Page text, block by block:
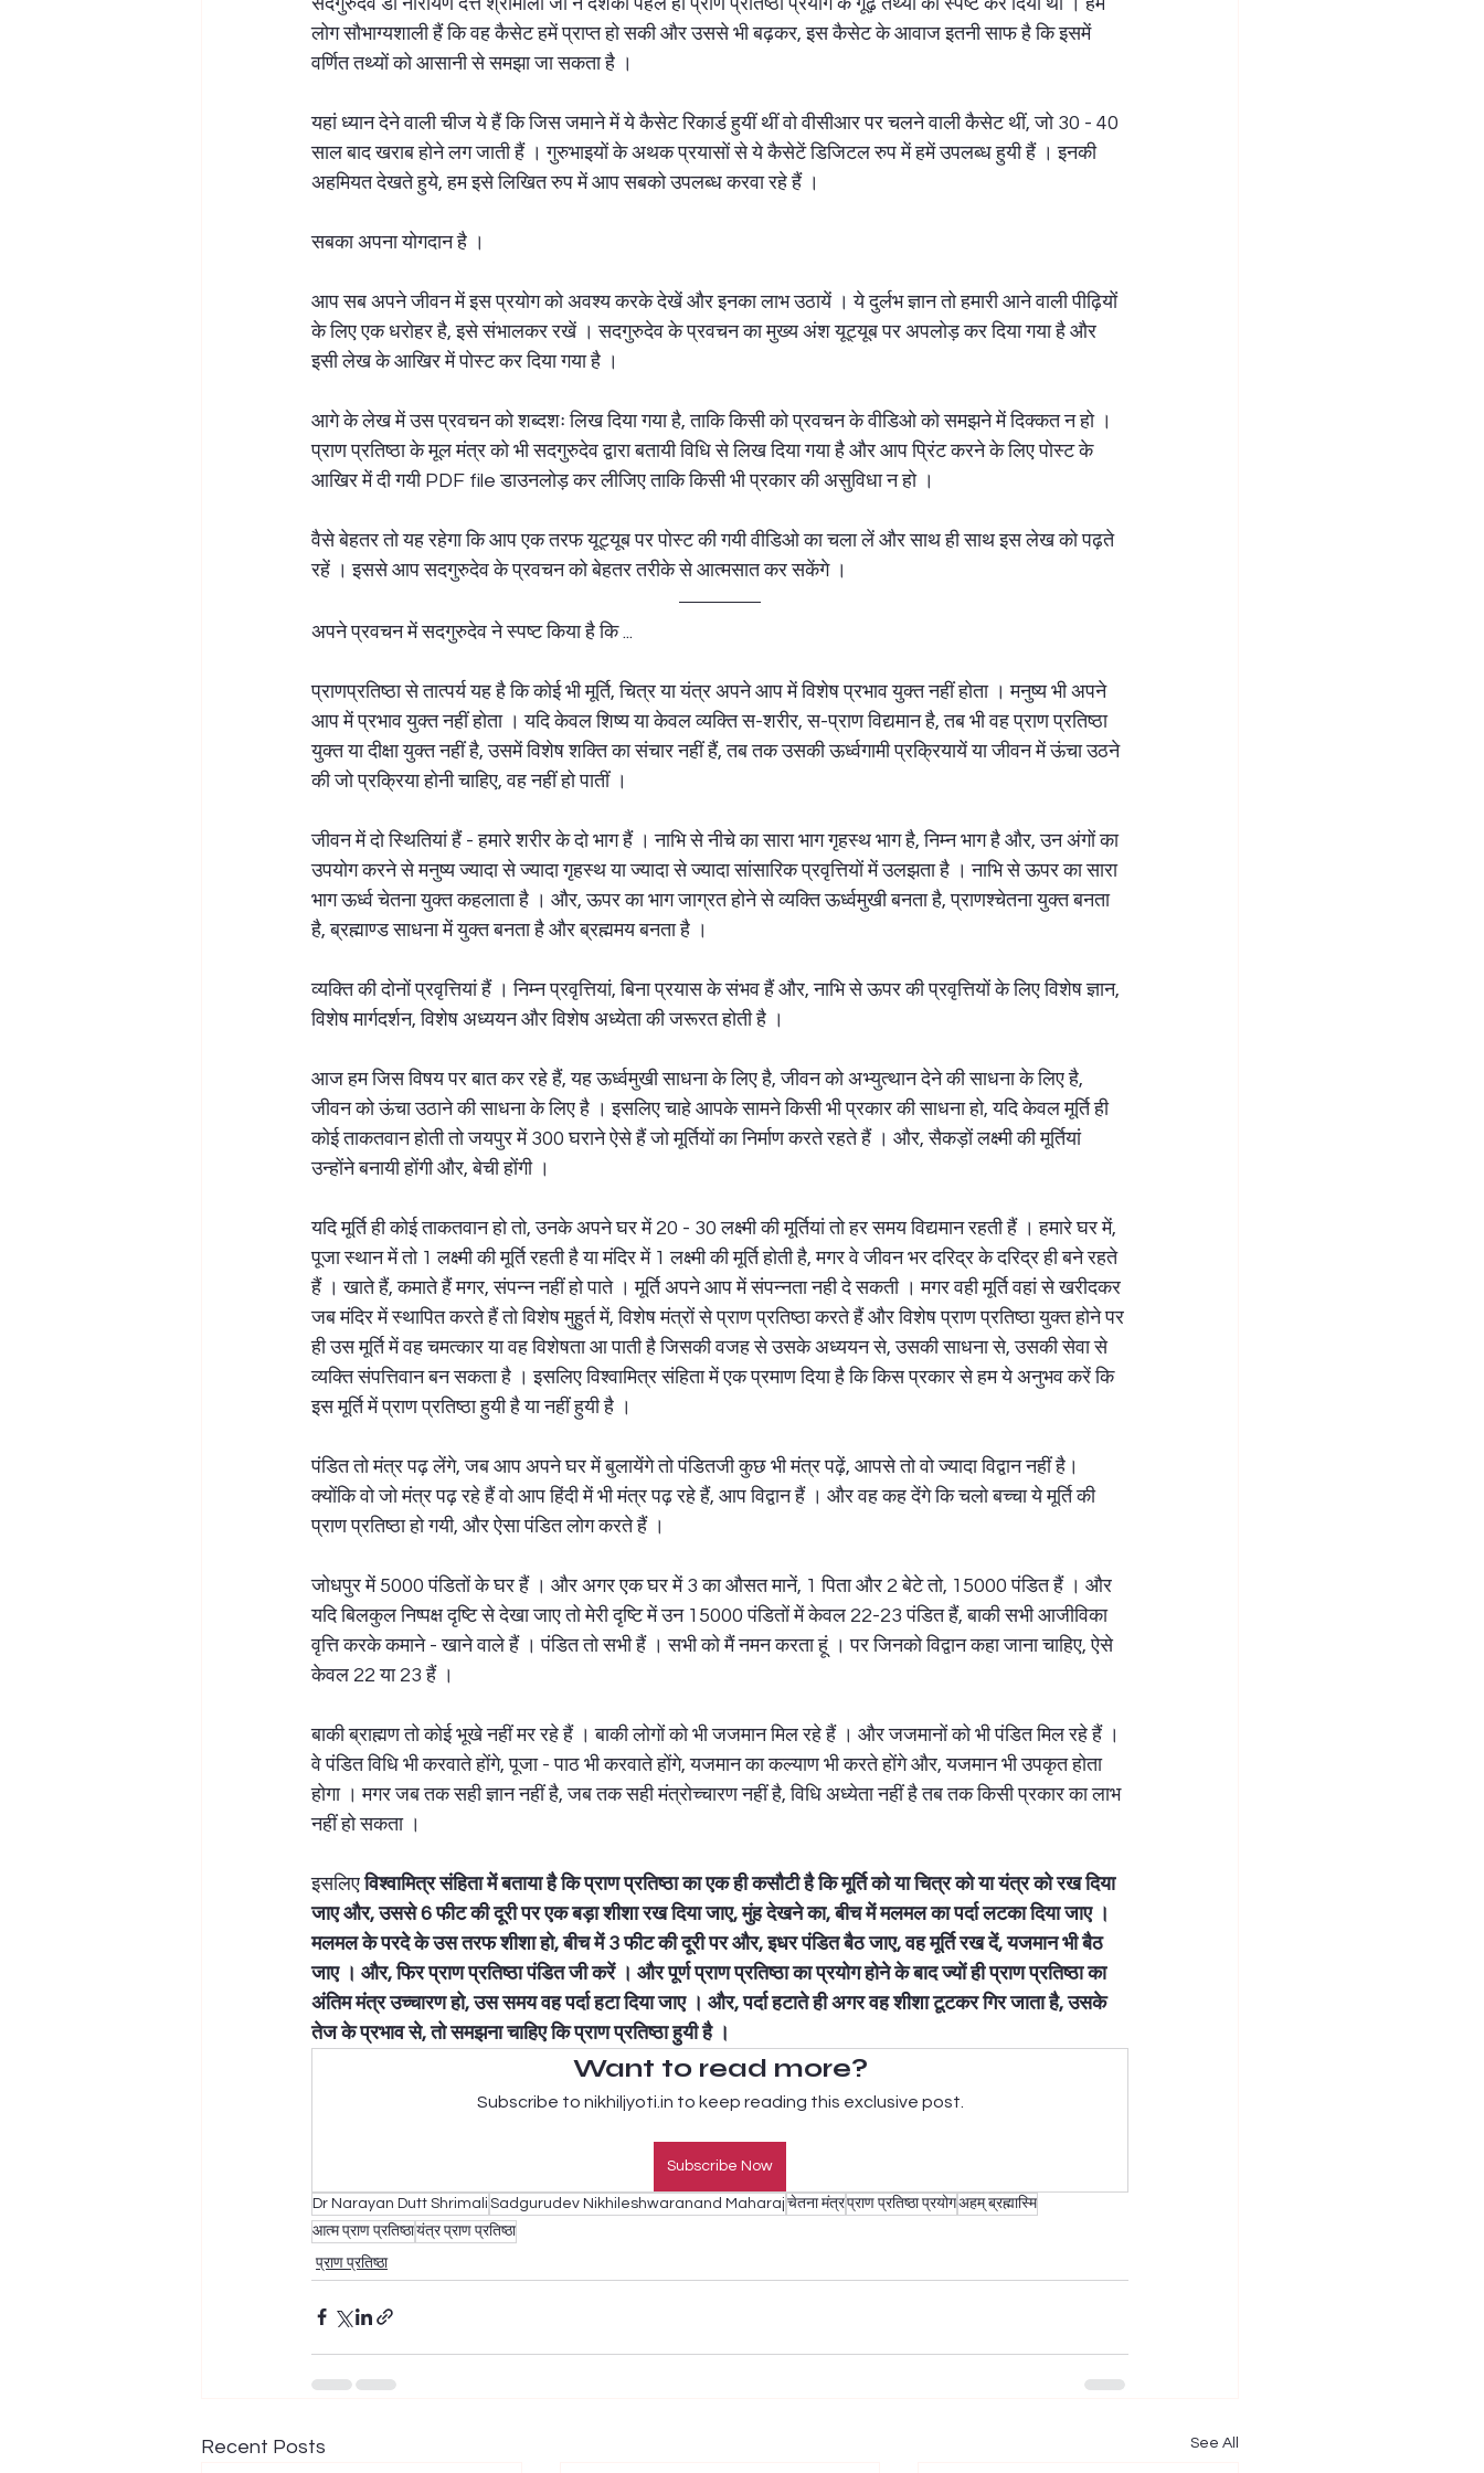
महाकाली साधना कायाकल्प प्रयोग बाधा निवारण प्रयोग नेटवर्क मार्केटिंग ब्रह्म तत्व साधना
लोग सौभाग्यशाली हैं कि वह कैसेट हमें प्राप्त हो सकी और उससे भी बढ़कर, इस कैसेट के आवाज इतनी साफ है कि इसमें
वर्णित तथ्यों को आसानी से समझा जा सकता है ।
यहां ध्यान देने वाली चीज ये हैं कि जिस जमाने में ये कैसेट रिकार्ड हुयीं थीं वो वीसीआर पर चलने वाली कैसेट थीं, जो 30 - 40
साल बाद खराब होने लग जाती हैं । गुरुभाइयों के अथक प्रयासों से ये कैसेटें डिजिटल रुप में हमें उपलब्ध हुयी हैं । इनकी
अहमियत देखते हुये, हम इसे लिखित रुप में आप सबको उपलब्ध करवा रहे हैं ।
सबका अपना योगदान है ।
आप सब अपने जीवन में इस प्रयोग को अवश्य करके देखें और इनका लाभ उठायें । ये दुर्लभ ज्ञान तो हमारी आने वाली पीढ़ियों
के लिए एक धरोहर है, इसे संभालकर रखें । सदगुरुदेव के प्रवचन का मुख्य अंश यूट्यूब पर अपलोड़ कर दिया गया है और
इसी लेख के आखिर में पोस्ट कर दिया गया है ।
आगे के लेख में उस प्रवचन को शब्दशः लिख दिया गया है, ताकि किसी को प्रवचन के वीडिओ को समझने में दिक्कत न हो ।
प्राण प्रतिष्ठा के मूल मंत्र को भी सदगुरुदेव द्वारा बतायी विधि से लिख दिया गया है और आप प्रिंट करने के लिए पोस्ट के
आखिर में दी गयी PDF file डाउनलोड़ कर लीजिए ताकि किसी भी प्रकार की असुविधा न हो ।
वैसे बेहतर तो यह रहेगा कि आप एक तरफ यूट्यूब पर पोस्ट की गयी वीडिओ का चला लें और साथ ही साथ इस लेख को पढ़ते
रहें । इससे आप सदगुरुदेव के प्रवचन को बेहतर तरीके से आत्मसात कर सकेंगे ।
अपने प्रवचन में सदगुरुदेव ने स्पष्ट किया है कि ...
प्राणप्रतिष्ठा से तात्पर्य यह है कि कोई भी मूर्ति, चित्र या यंत्र अपने आप में विशेष प्रभाव युक्त नहीं होता । मनुष्य भी अपने
आप में प्रभाव युक्त नहीं होता । यदि केवल शिष्य या केवल व्यक्ति स-शरीर, स-प्राण विद्यमान है, तब भी वह प्राण प्रतिष्ठा
युक्त या दीक्षा युक्त नहीं है, उसमें विशेष शक्ति का संचार नहीं हैं, तब तक उसकी ऊर्ध्वगामी प्रक्रियायें या जीवन में ऊंचा उठने
की जो प्रक्रिया होनी चाहिए, वह नहीं हो पातीं ।
जीवन में दो स्थितियां हैं - हमारे शरीर के दो भाग हैं । नाभि से नीचे का सारा भाग गृहस्थ भाग है, निम्न भाग है और, उन अंगों का
उपयोग करने से मनुष्य ज्यादा से ज्यादा गृहस्थ या ज्यादा से ज्यादा सांसारिक प्रवृत्तियों में उलझता है । नाभि से ऊपर का सारा
भाग ऊर्ध्व चेतना युक्त कहलाता है । और, ऊपर का भाग जाग्रत होने से व्यक्ति ऊर्ध्वमुखी बनता है, प्राणश्चेतना युक्त बनता
है, ब्रह्माण्ड साधना में युक्त बनता है और ब्रह्ममय बनता है ।
व्यक्ति की दोनों प्रवृत्तियां हैं । निम्न प्रवृत्तियां, बिना प्रयास के संभव हैं और, नाभि से ऊपर की प्रवृत्तियों के लिए विशेष ज्ञान,
विशेष मार्गदर्शन, विशेष अध्ययन और विशेष अध्येता की जरूरत होती है ।
आज हम जिस विषय पर बात कर रहे हैं, यह ऊर्ध्वमुखी साधना के लिए है, जीवन को अभ्युत्थान देने की साधना के लिए है,
जीवन को ऊंचा उठाने की साधना के लिए है । इसलिए चाहे आपके सामने किसी भी प्रकार की साधना हो, यदि केवल मूर्ति ही
कोई ताकतवान होती तो जयपुर में 300 घराने ऐसे हैं जो मूर्तियों का निर्माण करते रहते हैं । और, सैकड़ों लक्ष्मी की मूर्तियां
उन्होंने बनायी होंगी और, बेची होंगी ।
यदि मूर्ति ही कोई ताकतवान हो तो, उनके अपने घर में 20 - 30 लक्ष्मी की मूर्तियां तो हर समय विद्यमान रहती हैं । हमारे घर में,
पूजा स्थान में तो 1 लक्ष्मी की मूर्ति रहती है या मंदिर में 1 लक्ष्मी की मूर्ति होती है, मगर वे जीवन भर दरिद्र के दरिद्र ही बने रहते
हैं । खाते हैं, कमाते हैं मगर, संपन्न नहीं हो पाते । मूर्ति अपने आप में संपन्नता नही दे सकती । मगर वही मूर्ति वहां से खरीदकर
जब मंदिर में स्थापित करते हैं तो विशेष मुहुर्त में, विशेष मंत्रों से प्राण प्रतिष्ठा करते हैं और विशेष प्राण प्रतिष्ठा युक्त होने पर
ही उस मूर्ति में वह चमत्कार या वह विशेषता आ पाती है जिसकी वजह से उसके अध्ययन से, उसकी साधना से, उसकी सेवा से
व्यक्ति संपत्तिवान बन सकता है । इसलिए विश्वामित्र संहिता में एक प्रमाण दिया है कि किस प्रकार से हम ये अनुभव करें कि
इस मूर्ति में प्राण प्रतिष्ठा हुयी है या नहीं हुयी है ।
पंडित तो मंत्र पढ़ लेंगे, जब आप अपने घर में बुलायेंगे तो पंडितजी कुछ भी मंत्र पढ़ें, आपसे तो वो ज्यादा विद्वान नहीं है।
क्योंकि वो जो मंत्र पढ़ रहे हैं वो आप हिंदी में भी मंत्र पढ़ रहे हैं, आप विद्वान हैं । और वह कह देंगे कि चलो बच्चा ये मूर्ति की
प्राण प्रतिष्ठा हो गयी, और ऐसा पंडित लोग करते हैं ।
जोधपुर में 5000 पंडितों के घर हैं । और अगर एक घर में 3 का औसत मानें, 1 पिता और 2 बेटे तो, 15000 पंडित हैं । और
यदि बिलकुल निष्पक्ष दृष्टि से देखा जाए तो मेरी दृष्टि में उन 15000 पंडितों में केवल 22-23 पंडित हैं, बाकी सभी आजीविका
वृत्ति करके कमाने - खाने वाले हैं । पंडित तो सभी हैं । सभी को मैं नमन करता हूं । पर जिनको विद्वान कहा जाना चाहिए, ऐसे
केवल 22 या 23 हैं ।
बाकी ब्राह्मण तो कोई भूखे नहीं मर रहे हैं । बाकी लोगों को भी जजमान मिल रहे हैं । और जजमानों को भी पंडित मिल रहे हैं ।
वे पंडित विधि भी करवाते होंगे, पूजा - पाठ भी करवाते होंगे, यजमान का कल्याण भी करते होंगे और, यजमान भी उपकृत होता
होगा । मगर जब तक सही ज्ञान नहीं है, जब तक सही मंत्रोच्चारण नहीं है, विधि अध्येता नहीं है तब तक किसी प्रकार का लाभ
नहीं हो सकता ।
इसलिए विश्वामित्र संहिता में बताया है कि प्राण प्रतिष्ठा का एक ही कसौटी है कि मूर्ति को या चित्र को या यंत्र को रख दिया
जाए और, उससे 6 फीट की दूरी पर एक बड़ा शीशा रख दिया जाए, मुंह देखने का, बीच में मलमल का पर्दा लटका दिया जाए ।
मलमल के परदे के उस तरफ शीशा हो, बीच में 3 फीट की दूरी पर और, इधर पंडित बैठ जाए, वह मूर्ति रख दें, यजमान भी बैठ
जाए । और, फिर प्राण प्रतिष्ठा पंडित जी करें । और पूर्ण प्राण प्रतिष्ठा का प्रयोग होने के बाद ज्यों ही प्राण प्रतिष्ठा का
अंतिम मंत्र उच्चारण हो, उस समय वह पर्दा हटा दिया जाए । और, पर्दा हटाते ही अगर वह शीशा टूटकर गिर जाता है, उसके
तेज के प्रभाव से, तो समझना चाहिए कि प्राण प्रतिष्ठा हुयी है ।
Want to read more?
Subscribe to nikhiljyoti.in to keep reading this exclusive post.
Subscribe Now
Dr Narayan Dutt Shrimali Sadgurudev Nikhileshwaranand Maharaj चेतना मंत्रप्राण प्रतिष्ठा प्रयोगअहम् ब्रह्मास्मि
आत्म प्राण प्रतिष्ठायंत्र प्राण प्रतिष्ठा
प्राण प्रतिष्ठा
Recent Posts See All